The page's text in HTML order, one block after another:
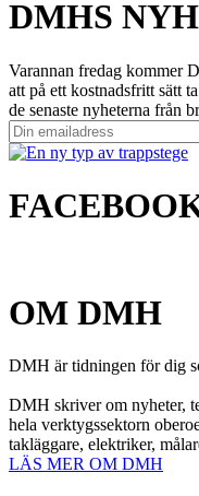
DMHS
Varannan fredag kommer
att på ett kostnadsfritt sätt
de senaste nyheterna från
OM DMH
DMH är tidningen för dig
DMH skriver om nyheter,
hela verktygssektorn
takläggare, elektriker,
LÄS MER OM DMH